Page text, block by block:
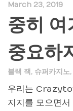
March 23, 2019
중히 여
중요하
블랙 잭 , 슈퍼카지노,
우리는
지지를 모으면